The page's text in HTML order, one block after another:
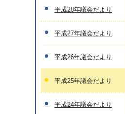
平成28年議会だより
平成27年議会だより
平成26年議会だより
平成25年議会だより
平成24年議会だより